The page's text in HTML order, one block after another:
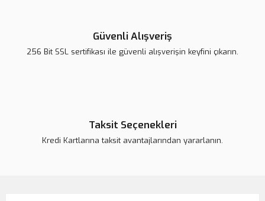
Güvenli Alışveriş
256 Bit SSL sertifikası ile güvenli alışverişin keyfini çıkarın.
Taksit Seçenekleri
Kredi Kartlarına taksit avantajlarından yararlanın.